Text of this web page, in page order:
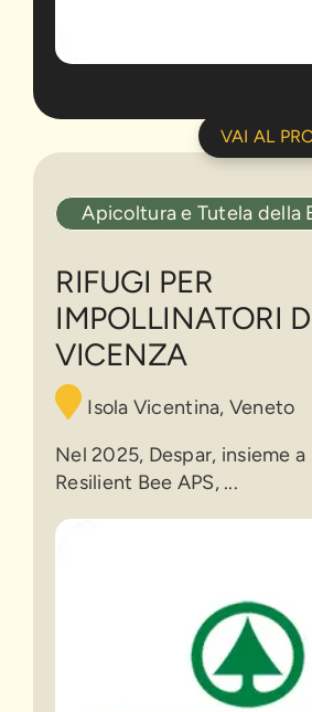
Apicoltura e Tutela della
RIFUGI PER
IMPOLLINATORI
VICENZA
Isola Vicentina, Veneto
Nel 2025, Despar, insieme a
Resilient Bee APS, ...
per
Despar
–
Vicenza
VAI AL